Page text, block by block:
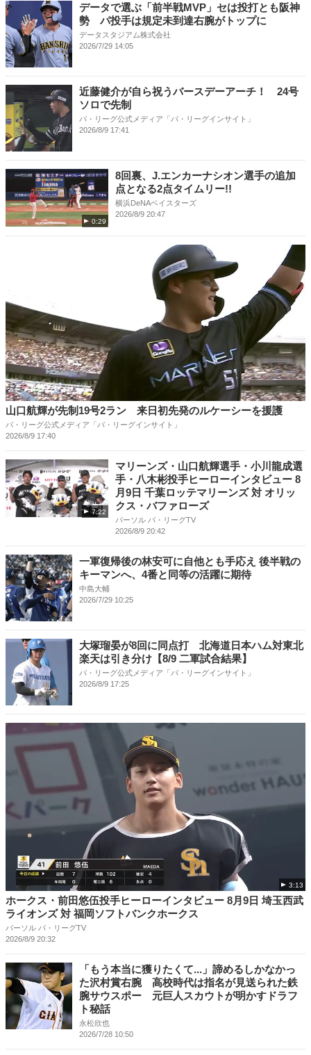
データで選ぶ「前半戦MVP」セは投打とも阪神
勢 パ投手は規定未到達右腕がトップに
データスタジアム株式会社
2026/7/29 14:05
近藤健介が自ら祝うバースデーアーチ！ 24号
ソロで先制
パ・リーグ公式メディア「パ・リーグインサイト」
2026/8/9 17:41
0:29
8回裏、J.エンカーナシオン選手の追加
点となる2点タイムリー!!
横浜DeNAベイスターズ
2026/8/9 20:47
山口航輝が先制19号2ラン 来日初先発のルケーシーを援護
パ・リーグ公式メディア「パ・リーグインサイト」
2026/8/9 17:40
7:22
マリーンズ・山口航輝選手・小川龍成選
手・八木彬投手ヒーローインタビュー 8
月9日 千葉ロッテマリーンズ 対 オリッ
クス・バファローズ
パーソル パ・リーグTV
2026/8/9 20:42
一軍復帰後の林安可に自他とも手応え 後半戦の
キーマンへ、4番と同等の活躍に期待
中島大輔
2026/7/29 10:25
大塚瑠晏が8回に同点打 北海道日本ハム対東北
楽天は引き分け【8/9 二軍試合結果】
パ・リーグ公式メディア「パ・リーグインサイト」
2026/8/9 17:25
3:13
ホークス・前田悠伍投手ヒーローインタビュー 8月9日 埼玉西武
ライオンズ 対 福岡ソフトバンクホークス
パーソル パ・リーグTV
2026/8/9 20:32
「もう本当に獲りたくて...」諦めるしかなかっ
た沢村賞右腕 高校時代は指名が見送られた鉄
腕サウスポー 元巨人スカウトが明かすドラフ
ト秘話
永松欣也
2026/7/28 10:50